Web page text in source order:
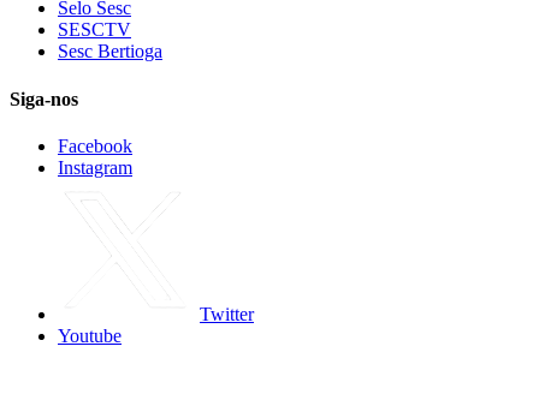
Selo Sesc
SESCTV
Sesc Bertioga
Siga-nos
Facebook
Instagram
Twitter
Youtube